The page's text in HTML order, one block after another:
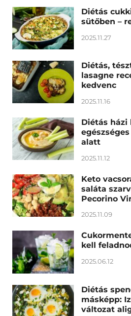
Diétás
sütőben –
2025.11.27
Diétás,
lasagne
kedvenc
2025.11.16
Diétás házi
alatt
2025.11.12
Keto
saláta
Pecorino
2025.11.09
kell
2025.06.12
Diétás
másképp:
változat